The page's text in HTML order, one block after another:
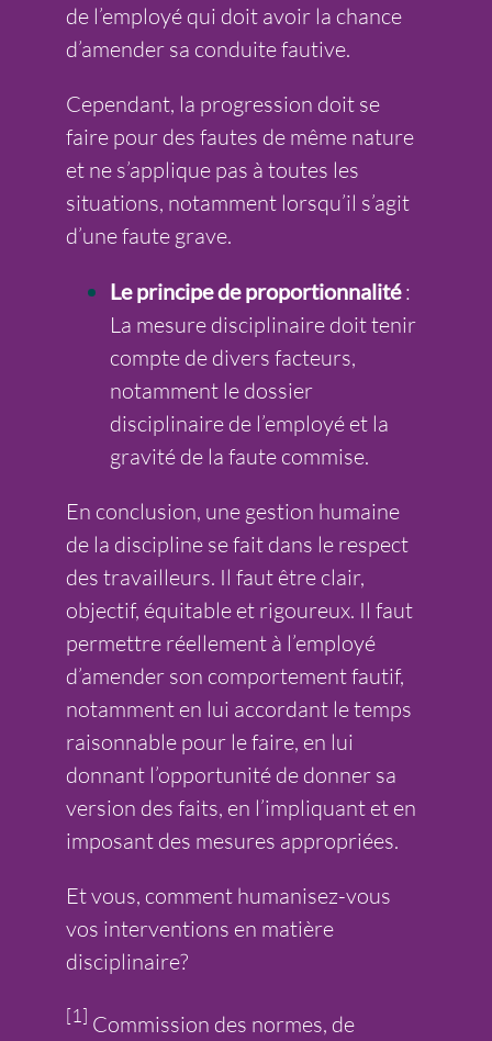
de l’employé qui doit avoir la chance
d’amender sa conduite fautive.
Cependant, la progression doit se
faire pour des fautes de même nature
et ne s’applique pas à toutes les
situations, notamment lorsqu’il s’agit
d’une faute grave.
Le principe de proportionnalité:
La mesure disciplinaire doit tenir
compte de divers facteurs,
notamment le dossier
disciplinaire de l’employé et la
gravité de la faute commise.
En conclusion, une gestion humaine
de la discipline se fait dans le respect
des travailleurs. Il faut être clair,
objectif, équitable et rigoureux. Il faut
permettre réellement à l’employé
d’amender son comportement fautif,
notamment en lui accordant le temps
raisonnable pour le faire, en lui
donnant l’opportunité de donner sa
version des faits, en l’impliquant et en
imposant des mesures appropriées.
Et vous, comment humanisez-vous
vos interventions en matière
disciplinaire?
[1] Commission des normes, de